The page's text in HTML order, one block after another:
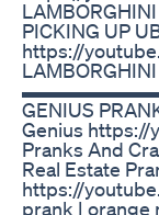
PICKING UP
https://
GENIUS
Genius https://
Pranks And
Real Estate
https://
prank | orange